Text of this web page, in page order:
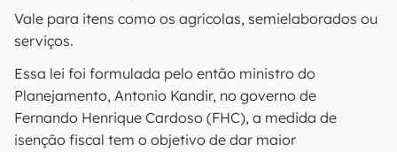
Vale para itens como os agrícolas, semielaborados ou
serviços.
Essa lei foi formulada pelo então ministro do
Planejamento, Antonio Kandir, no governo de
Fernando Henrique Cardoso (FHC), a medida de
isenção fiscal tem o objetivo de dar maior